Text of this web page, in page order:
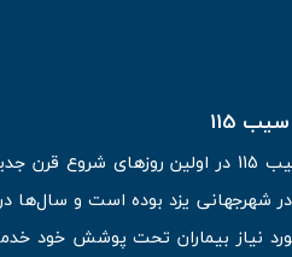
115
شهرجهانی یزد بوده است و سال‌ها
نیاز بیماران تحت پوشش خود